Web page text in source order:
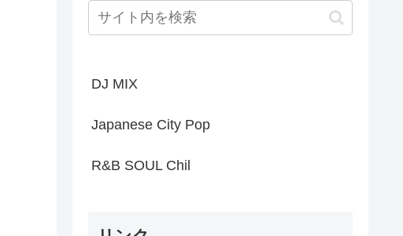
DJ MIX
Japanese City Pop
R&B SOUL Chil